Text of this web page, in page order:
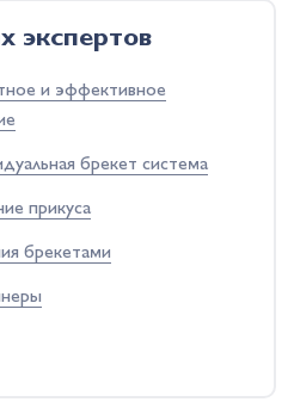
экспертов
и эффективное
брекет система
прикуса
брекетами